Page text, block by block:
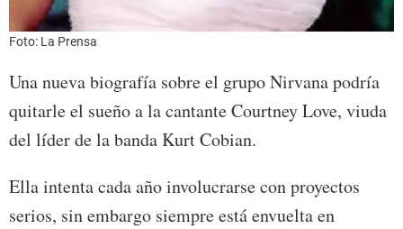
Foto: La Prensa
Una nueva biografía sobre el grupo Nirvana podría
quitarle el sueño a la cantante Courtney Love, viuda
del líder de la banda Kurt Cobian.
Ella intenta cada año involucrarse con proyectos
serios, sin embargo siempre está envuelta en